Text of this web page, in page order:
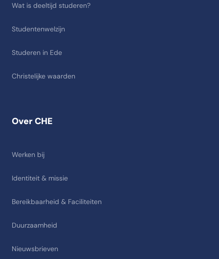
Over CHE
Werken bij
Identiteit & missie
Bereikbaarheid & Faciliteiten
Duurzaamheid
Nieuwsbrieven
Wat is deeltijd studeren?
Studentenwelzijn
Studeren in Ede
Christelijke waarden